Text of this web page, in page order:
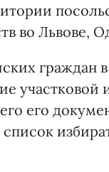
во Львове,
граждан
участковой
его